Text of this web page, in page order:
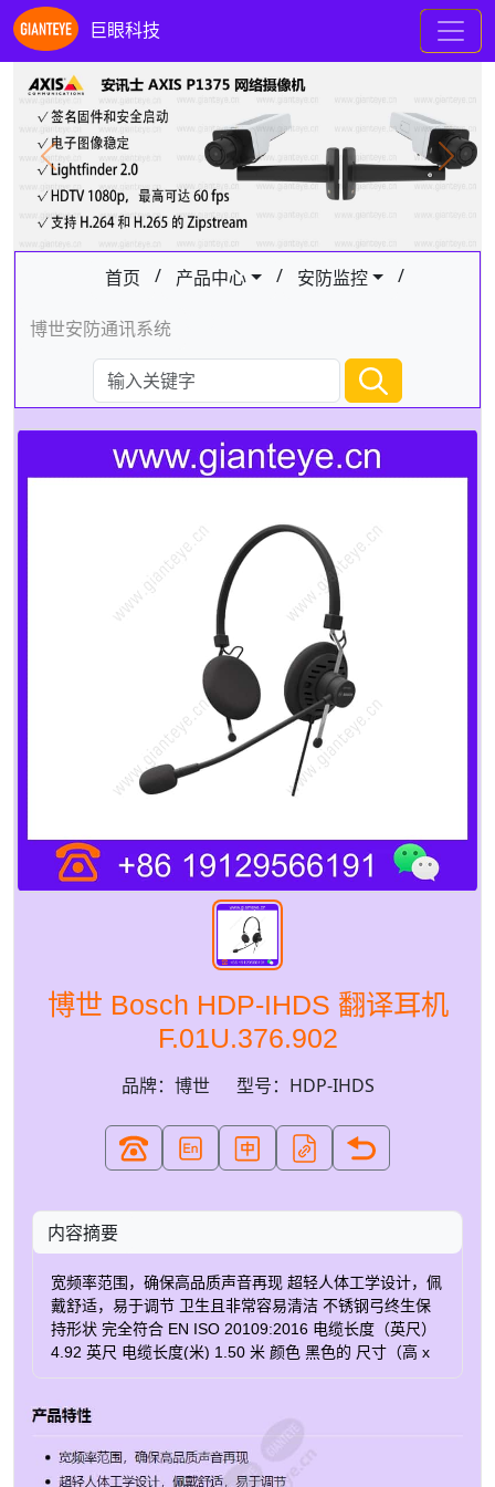
巨眼科技
Previous Next
首页 / 产品中心 / 安防监控 /
博世安防通讯系统
博世 Bosch HDP-IHDS 翻译耳机
F.01U.376.902
品牌：博世 型号：HDP-IHDS
内容摘要
宽频率范围，确保高品质声音再现 超轻人体工学设计，佩
戴舒适，易于调节 卫生且非常容易清洁 不锈钢弓终生保
持形状 完全符合 EN ISO 20109:2016 电缆长度（英尺）
4.92 英尺 电缆长度(米) 1.50 米 颜色 黑色的 尺寸（高 x
18000 赫兹 标称阻抗（Ω） 32 Ω 总谐波失真+噪声(%) 1
2.70 毫米